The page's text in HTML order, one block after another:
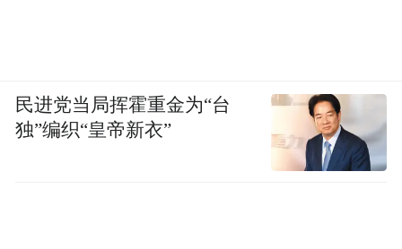
民进党当局挥霍重金为“台
独”编织“皇帝新衣”